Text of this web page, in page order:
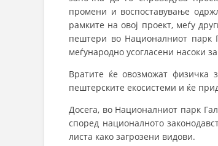
промени и воспоставување
рамките на овој проект, меѓу
пештери во Националниот парк
меѓународно усогласени насоки
Вратите ќе овозможат физичка
пештерските екосистеми и ќе
Досега, во Националниот парк
според националното
листа како загрозени видови.